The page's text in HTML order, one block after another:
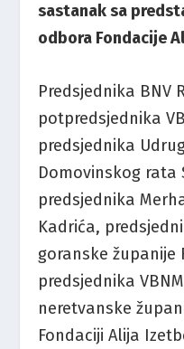
sastanak sa
odbora Fondacije
Predsjednika BNV
potpredsjednika
predsjednika
Domovinskog rata
predsjednika
Kadrića,
goranske županije
predsjednika
neretvanske
Fondaciji Alija